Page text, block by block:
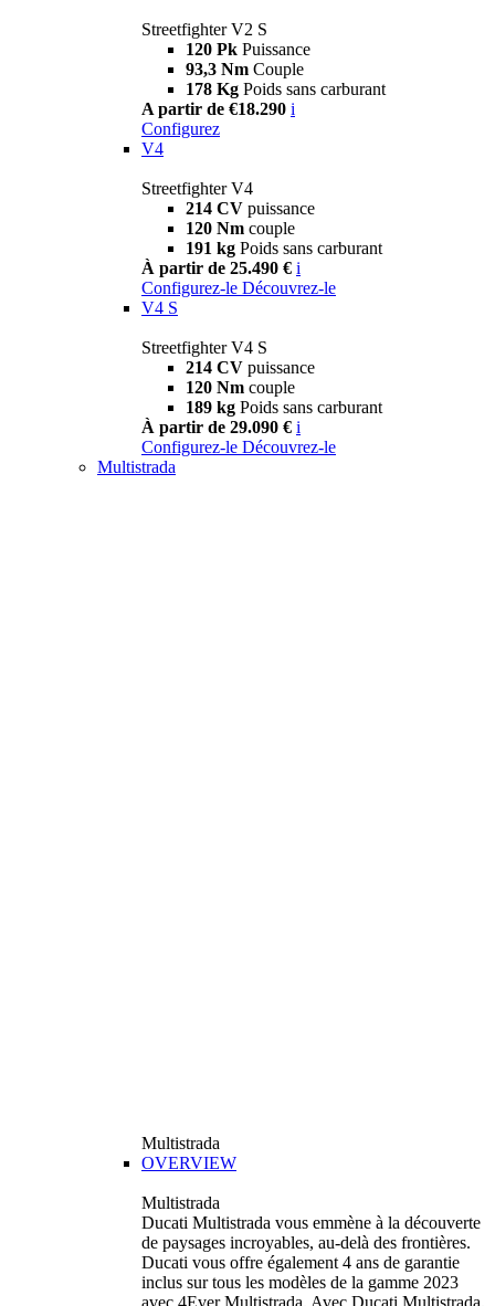
Streetfighter V2 S
120 Pk Puissance
93,3 Nm Couple
178 Kg Poids sans carburant
A partir de €18.290 i
Configurez
V4
Streetfighter V4
214 CV puissance
120 Nm couple
191 kg Poids sans carburant
À partir de 25.490 € i
Configurez-le Découvrez-le
V4 S
Streetfighter V4 S
214 CV puissance
120 Nm couple
189 kg Poids sans carburant
À partir de 29.090 € i
Configurez-le Découvrez-le
Multistrada
Multistrada
OVERVIEW
Multistrada
Ducati Multistrada vous emmène à la découverte
de paysages incroyables, au-delà des frontières.
Ducati vous offre également 4 ans de garantie
inclus sur tous les modèles de la gamme 2023
avec 4Ever Multistrada. Avec Ducati Multistrada,